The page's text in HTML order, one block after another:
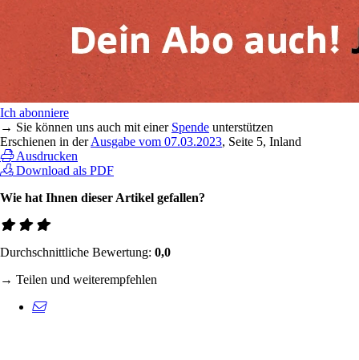
Ich abonniere
→ Sie können uns auch mit einer Spende unterstützen
Erschienen in derAusgabe vom 07.03.2023, Seite 5, Inland
Ausdrucken
Download als PDF
Wie hat Ihnen dieser Artikel gefallen?
Durchschnittliche Bewertung: 0,0
→ Teilen und weiterempfehlen